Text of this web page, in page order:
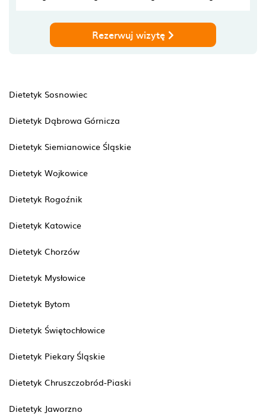
Rezerwuj wizytę
Dietetyk Sosnowiec
Dietetyk Dąbrowa Górnicza
Dietetyk Siemianowice Śląskie
Dietetyk Wojkowice
Dietetyk Rogoźnik
Dietetyk Katowice
Dietetyk Chorzów
Dietetyk Mysłowice
Dietetyk Bytom
Dietetyk Świętochłowice
Dietetyk Piekary Śląskie
Dietetyk Chruszczobród-Piaski
Dietetyk Jaworzno